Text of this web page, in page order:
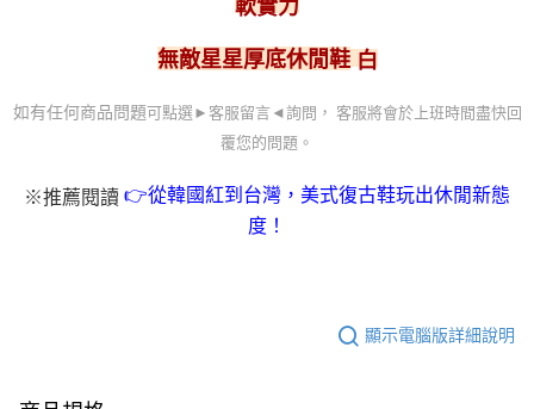
軟實力
無敵星星厚底休閒鞋白
如有任何商品問題可點選►客服留言◄詢問， 客服將會於上班時間盡快回
覆您的問題。
※推薦閱讀 👉從韓國紅到台灣，美式復古鞋玩出休閒新態
度！
顯示電腦版詳細說明